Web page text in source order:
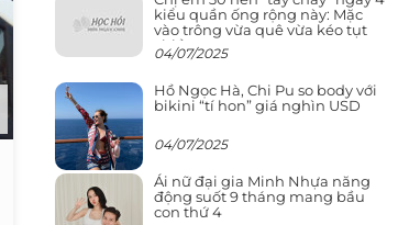
kiểu quần ống rộng này: Mặc
vào trông vừa quê vừa kéo tụt
chiều cao
04/07/2025
Hồ Ngọc Hà, Chi Pu so body với
bikini “tí hon” giá nghìn USD
04/07/2025
Ái nữ đại gia Minh Nhựa năng
động suốt 9 tháng mang bầu
con thứ 4